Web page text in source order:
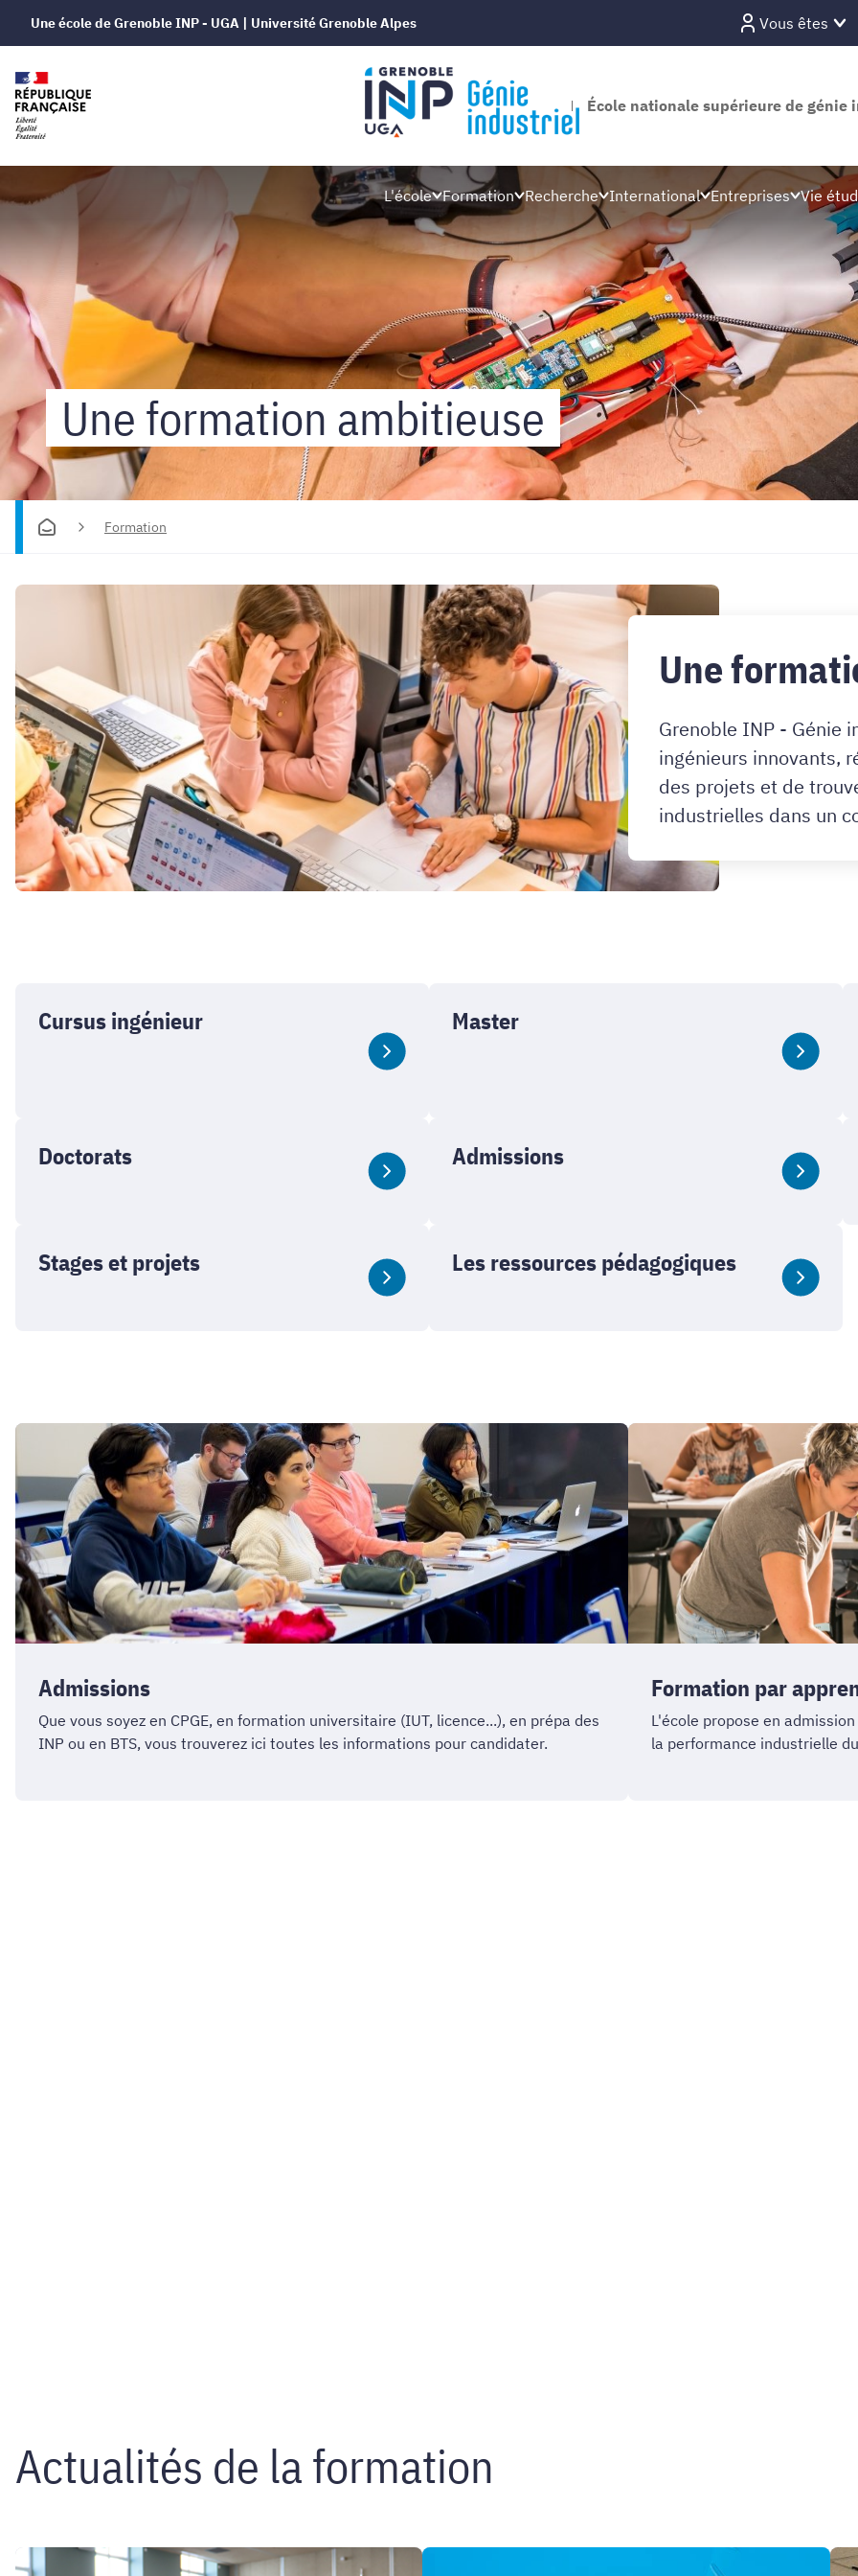
Une école de Grenoble INP - UGA | Université Grenoble Alpes Vous êtes
École nationale supérieure de génie
L'école Formation Recherche International Entreprises Vie
Grenoble
INP
-
Génie
industriel
-
Formation
Une formation ambitieuse
Formation
Une
Grenoble INP - Génie
ingénieurs innovants,
des projets et de
industrielles dans un
Cursus ingénieur Master
Doctorats Admissions
Stages et projets Les ressources pédagogiques
Admissions
Admissions
Que vous soyez en CPGE, en formation universitaire (IUT, licence...), en prépa des
INP ou en BTS, vous trouverez ici toutes les informations pour candidater.
Formation
par
apprentissage
:
filière
IPID
Formation par
L'école propose en
la performance industrielle
Actualités de la formation
Rentrée
Diplômés